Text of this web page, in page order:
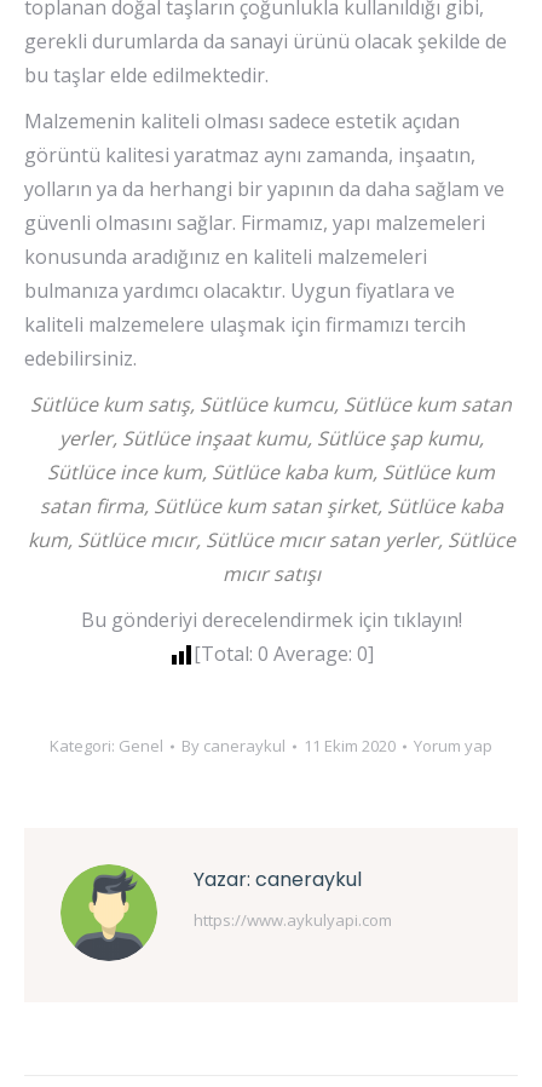
toplanan doğal taşların çoğunlukla kullanıldığı gibi,
gerekli durumlarda da sanayi ürünü olacak şekilde de
bu taşlar elde edilmektedir.
Malzemenin kaliteli olması sadece estetik açıdan
görüntü kalitesi yaratmaz aynı zamanda, inşaatın,
yolların ya da herhangi bir yapının da daha sağlam ve
güvenli olmasını sağlar. Firmamız, yapı malzemeleri
konusunda aradığınız en kaliteli malzemeleri
bulmanıza yardımcı olacaktır. Uygun fiyatlara ve
kaliteli malzemelere ulaşmak için firmamızı tercih
edebilirsiniz.
Sütlüce kum satış, Sütlüce kumcu, Sütlüce kum satan
yerler, Sütlüce inşaat kumu, Sütlüce şap kumu,
Sütlüce ince kum, Sütlüce kaba kum, Sütlüce kum
satan firma, Sütlüce kum satan şirket, Sütlüce kaba
kum, Sütlüce mıcır, Sütlüce mıcır satan yerler, Sütlüce
mıcır satışı
Bu gönderiyi derecelendirmek için tıklayın!
[Total: 0 Average: 0]
Kategori: Genel By caneraykul 11 Ekim 2020 Yorum yap
Yazar: caneraykul
https://www.aykulyapi.com